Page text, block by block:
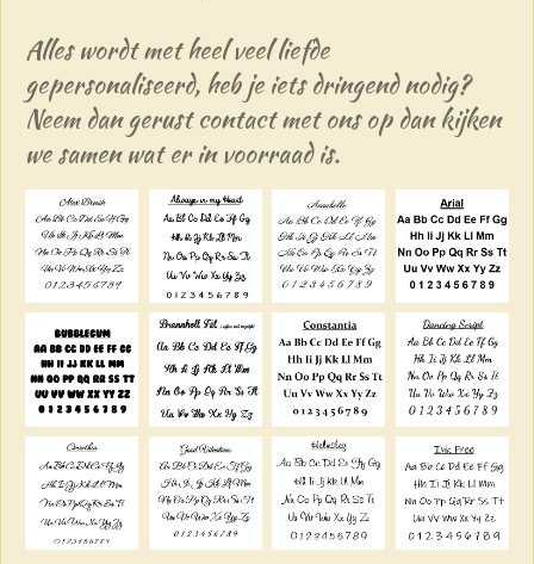
Alles wordt met heel veel liefde
gepersonaliseerd, heb je iets dringend nodig?
Neem dan gerust contact met ons op dan kijken
we samen wat er in voorraad is.